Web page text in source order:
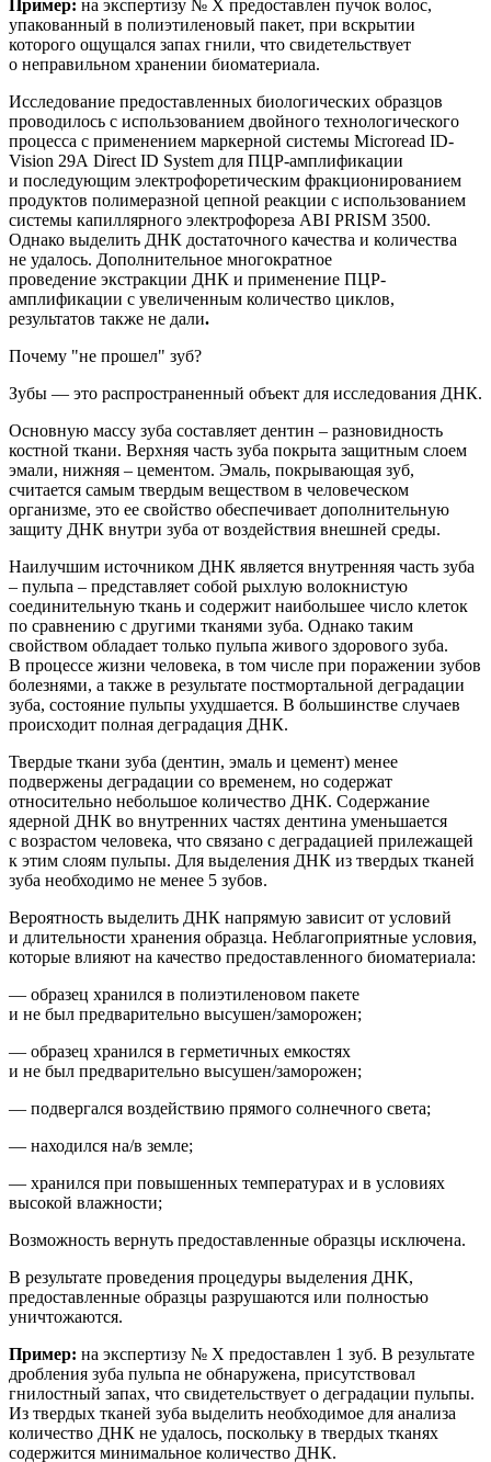
Пример: на экспертизу № Х предоставлен пучок волос,
упакованный в полиэтиленовый пакет, при вскрытии
которого ощущался запах гнили, что свидетельствует
о неправильном хранении биоматериала.
Исследование предоставленных биологических образцов
проводилось с использованием двойного технологического
процесса с применением маркерной системы Microread ID-
Vision 29A Direct ID System для ПЦР-амплификации
и последующим электрофоретическим фракционированием
продуктов полимеразной цепной реакции с использованием
системы капиллярного электрофореза ABI PRISM 3500.
Однако выделить ДНК достаточного качества и количества
не удалось. Дополнительное многократное
проведение экстракции ДНК и применение ПЦР-
амплификации с увеличенным количество циклов,
результатов также не дали.
Почему "не прошел" зуб?
Зубы — это распространенный объект для исследования ДНК.
Основную массу зуба составляет дентин – разновидность
костной ткани. Верхняя часть зуба покрыта защитным слоем
эмали, нижняя – цементом. Эмаль, покрывающая зуб,
считается самым твердым веществом в человеческом
организме, это ее свойство обеспечивает дополнительную
защиту ДНК внутри зуба от воздействия внешней среды.
Наилучшим источником ДНК является внутренняя часть зуба
– пульпа – представляет собой рыхлую волокнистую
соединительную ткань и содержит наибольшее число клеток
по сравнению с другими тканями зуба. Однако таким
свойством обладает только пульпа живого здорового зуба.
В процессе жизни человека, в том числе при поражении зубов
болезнями, а также в результате постмортальной деградации
зуба, состояние пульпы ухудшается. В большинстве случаев
происходит полная деградация ДНК.
Твердые ткани зуба (дентин, эмаль и цемент) менее
подвержены деградации со временем, но содержат
относительно небольшое количество ДНК. Содержание
ядерной ДНК во внутренних частях дентина уменьшается
с возрастом человека, что связано с деградацией прилежащей
к этим слоям пульпы. Для выделения ДНК из твердых тканей
зуба необходимо не менее 5 зубов.
Вероятность выделить ДНК напрямую зависит от условий
и длительности хранения образца. Неблагоприятные условия,
которые влияют на качество предоставленного биоматериала:
— образец хранился в полиэтиленовом пакете
и не был предварительно высушен/заморожен;
— образец хранился в герметичных емкостях
и не был предварительно высушен/заморожен;
— подвергался воздействию прямого солнечного света;
— находился на/в земле;
— хранился при повышенных температурах и в условиях
высокой влажности;
Возможность вернуть предоставленные образцы исключена.
В результате проведения процедуры выделения ДНК,
предоставленные образцы разрушаются или полностью
уничтожаются.
Пример: на экспертизу № Х предоставлен 1 зуб. В результате
дробления зуба пульпа не обнаружена, присутствовал
гнилостный запах, что свидетельствует о деградации пульпы.
Из твердых тканей зуба выделить необходимое для анализа
количество ДНК не удалось, поскольку в твердых тканях
содержится минимальное количество ДНК.